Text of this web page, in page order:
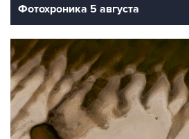
Фотохроника 5 августа